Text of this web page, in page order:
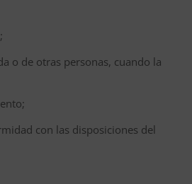
o de otras personas, cuando la
con las disposiciones del